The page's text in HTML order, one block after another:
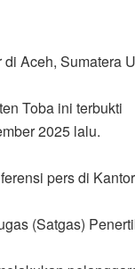
Aceh, Sumatera
Toba ini terbukti
2025 lalu.
pers di Kantor
(Satgas)